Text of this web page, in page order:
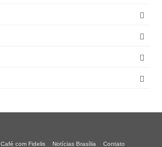
Café com Fidelis Notícias Brasília Contato